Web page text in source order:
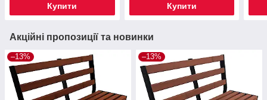
Купити Купити
Акційні пропозиції та новинки
–13% –13%